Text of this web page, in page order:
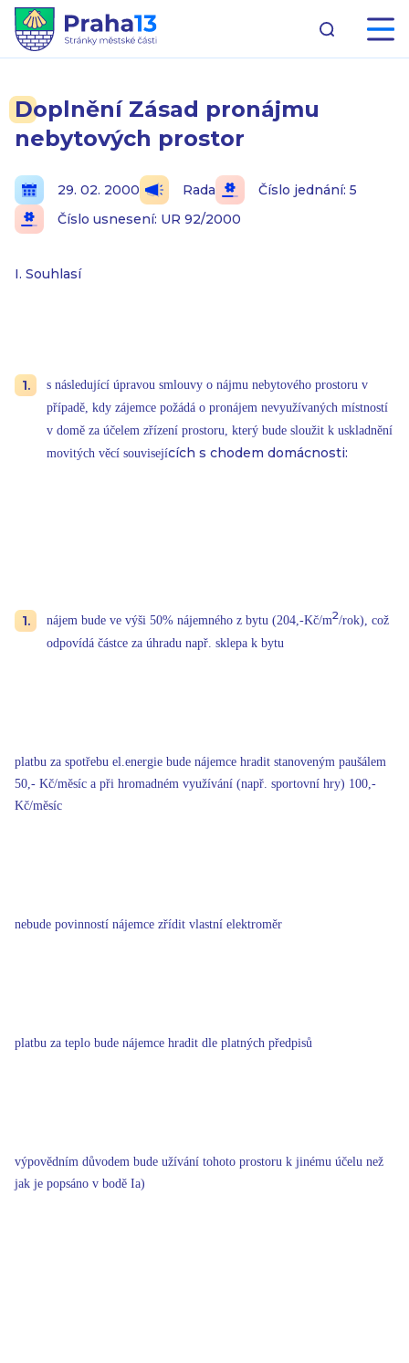
Doplnění Zásad pronájmu
nebytových prostor
29. 02. 2000 Rada
Číslo jednání: 5
Číslo usnesení: UR 92/2000
I. Souhlasí
s následující úpravou smlouvy o nájmu nebytového prostoru v
případě, kdy zájemce požádá o pronájem nevyužívaných místností
v domě za účelem zřízení prostoru, který bude sloužit k uskladnění
movitých věcí souvisejících s chodem domácnosti:
nájem bude ve výši 50% nájemného z bytu (204,-Kč/m2/rok), což
odpovídá částce za úhradu např. sklepa k bytu
platbu za spotřebu el.energie bude nájemce hradit stanoveným paušálem
50,- Kč/měsíc a při hromadném využívání (např. sportovní hry) 100,-
Kč/měsíc
nebude povinností nájemce zřídit vlastní elektroměr
platbu za teplo bude nájemce hradit dle platných předpisů
výpovědním důvodem bude užívání tohoto prostoru k jinému účelu než
jak je popsáno v bodě Ia)